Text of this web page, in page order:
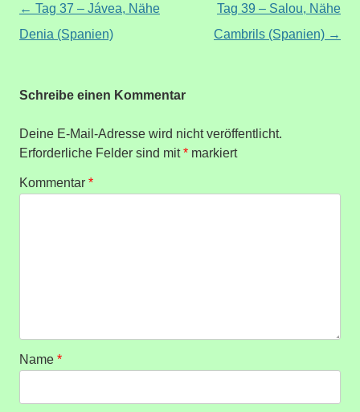
Beitragsnavigation
← Tag 37 – Jávea, Nähe
Denia (Spanien)
Tag 39 – Salou, Nähe
Cambrils (Spanien) →
Schreibe einen Kommentar
Deine E-Mail-Adresse wird nicht veröffentlicht.
Erforderliche Felder sind mit* markiert
Kommentar *
Name *